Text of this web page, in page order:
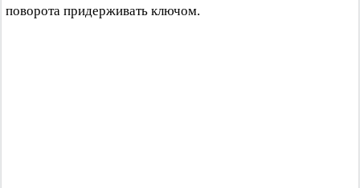
поворота придерживать ключом.